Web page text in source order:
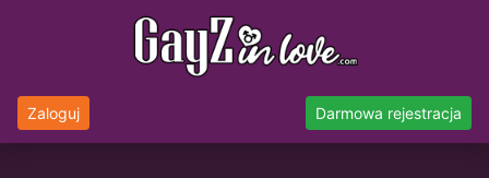
Zaloguj Darmowa rejestracja